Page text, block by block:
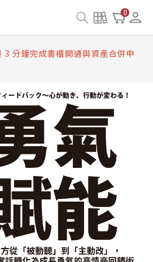
0
櫃開通常見問題
分鐘完成書櫃開通與資產合併申
服務升級重要說明及資產合併結果